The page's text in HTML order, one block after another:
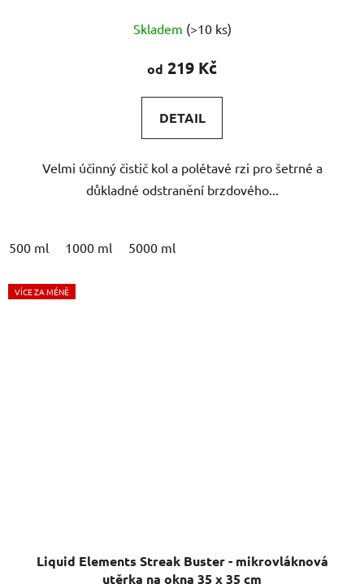
hodnocení
produktu
4,9
z
hvězdiček.
Skladem (>10 ks)
od 219 Kč
DETAIL
Velmi účinný čistič kol a polétavé rzi pro šetrné a
důkladné odstranění brzdového...
500 ml 1000 ml 5000 ml
VÍCE ZA MÉNĚ
Liquid Elements Streak Buster - mikrovláknová
utěrka na okna 35 x 35 cm